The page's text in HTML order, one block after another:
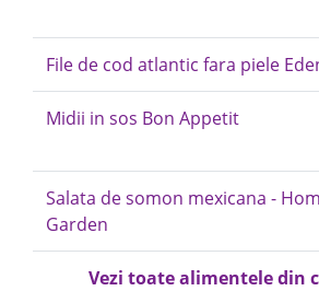
File de cod atlantic fara piele
Midii in sos Bon Appetit
Salata de somon mexicana -
Garden
Vezi toate alimentele din